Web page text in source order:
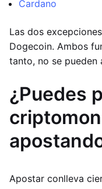
Cardano
Las dos
Dogecoin. Ambos
tanto, no se pueden
¿Puedes
Apostar conlleva